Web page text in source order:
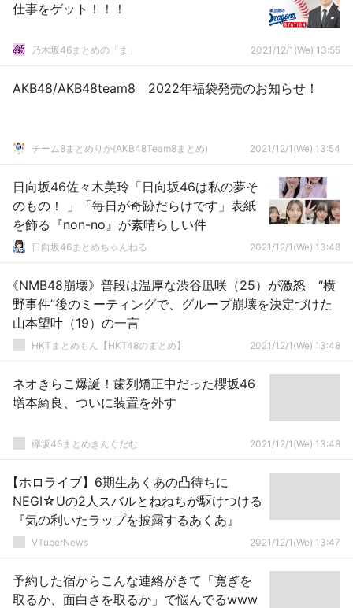
仕事をゲット！！！
乃木坂46まとめの「ま」 2021/12/1(We) 13:55
AKB48/AKB48team8 2022年福袋発売のお知らせ！
チーム8まとめりか(AKB48Team8まとめ) 2021/12/1(We) 13:54
日向坂46佐々木美玲「日向坂46は私の夢そ
のもの！ 」「毎日が奇跡だらけです」表紙
を飾る『non-no』が素晴らしい件
日向坂46まとめちゃんねる 2021/12/1(We) 13:48
《NMB48崩壊》普段は温厚な渋谷凪咲（25）が激怒 “横
野事件”後のミーティングで、グループ崩壊を決定づけた
山本望叶（19）の一言
HKTまとめもん【HKT48のまとめ】 2021/12/1(We) 13:48
ネオきらこ爆誕！歯列矯正中だった櫻坂46
増本綺良、ついに装置を外す
欅坂46まとめきんぐだむ 2021/12/1(We) 13:48
【ホロライブ】6期生あくあの凸待ちに
NEGI☆Uの2人スバルとねねちが駆けつける
『気の利いたラップを披露するあくあ』
VTuberNews 2021/12/1(We) 13:47
予約した宿からこんな連絡がきて「寛ぎを
取るか、面白さを取るか」で悩んでるwww